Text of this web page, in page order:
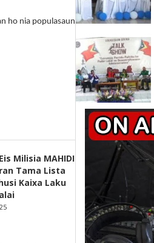
ho nia populasaun
Milisia MAHIDI
Tama Lista
Kaixa Laku